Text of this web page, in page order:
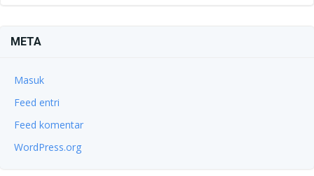
META
Masuk
Feed entri
Feed komentar
WordPress.org